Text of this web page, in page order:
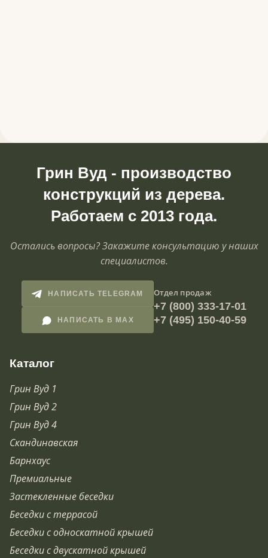
Грин Вуд - производство
конструкций из дерева.
Работаем с 2013 года.
Остались вопросы? Закажите консультацию у наших
специалистов.
НАПИСАТЬ TELEGRAM
НАПИСАТЬ В MAX
Отдел продаж
+7 (800) 333-17-01
+7 (495) 150-40-59
Каталог
Грин Вуд 1
Грин Вуд 2
Грин Вуд 4
Скандинавская
Барнхаус
Премиальные
Застекленные беседки
Беседки с террасой
Беседки с односкатной крышей
Беседки с двускатной крышей